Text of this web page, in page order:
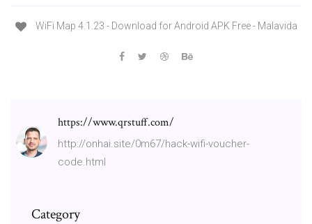
WiFi Map 4.1.23 - Download for Android APK Free - Malavida
https://www.qrstuff.com/
http://onhai.site/0m67/hack-wifi-voucher-
code.html
Category